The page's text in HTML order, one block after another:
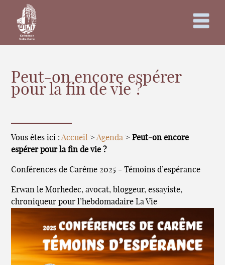
Peut-on encore espérer
pour la fin de vie ?
Vous êtes ici :Accueil >Agenda >Peut-on encore
espérer pour la fin de vie ?
Conférences de Carême 2025 - Témoins d’espérance
Erwan le Morhedec, avocat, bloggeur, essayiste,
chroniqueur pour l’hebdomadaire La Vie